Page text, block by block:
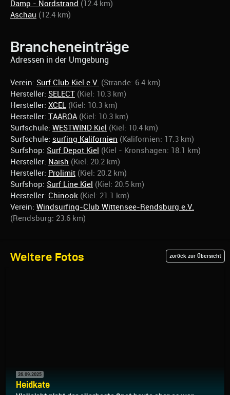
Damp - Nordstrand (12.4 km)
Aschau (12.4 km)
Brancheneinträge
Adressen in der Umgebung
Verein: Surf Club Kiel e.V. (Strande: 6.4 km)
Hersteller: SELECT (Kiel: 10.3 km)
Hersteller: XCEL (Kiel: 10.3 km)
Hersteller: TAAROA (Kiel: 10.3 km)
Surfschule: WESTWIND Kiel (Kiel: 10.4 km)
Surfschule: surfing Kalifornien (Kalifornien: 17.3 km)
Surfshop: Surf Depot Kiel (Kiel - Kronshagen: 18.1 km)
Hersteller: Naish (Kiel: 20.2 km)
Hersteller: Prolimit (Kiel: 20.2 km)
Surfshop: Surf Line Kiel (Kiel: 20.5 km)
Hersteller: Chinook (Kiel: 21.1 km)
Verein: Windsurfing-Club Wittensee-Rendsburg e.V.
(Rendsburg: 23.6 km)
Weitere Fotos zurück zur Übersicht
26.09.2025
Heidkate